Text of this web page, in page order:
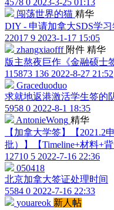
4578 0 2023-3-25 01:13
闯荡世界的猫 精华
DIY - 申请加拿大SDS学
22017 9 2023-1-17 15:05
zhangxiaofff 附件 精华
版主熬夜巨作《金融硕士
115873 136 2022-8-27 21:52
Graceduoduo
求就地返港激活学生签的
5958 0 2022-8-1 18:35
AntonieWong 精华
【加拿大学签】【
批）】【Timeline+材料+背
12710 5 2022-7-16 22:36
050418
北京加拿大签证处理时间
5584 0 2022-7-16 22:33
youareok 新人帖